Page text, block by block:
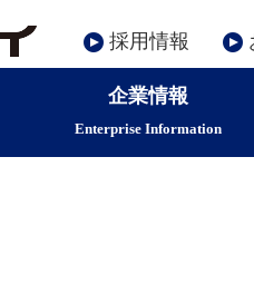
採用情報
企業情報
Enterprise Information